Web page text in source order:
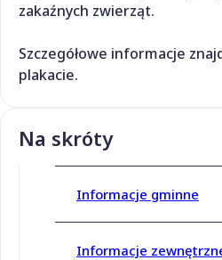
zakaźnych zwierząt.
Szczegółowe informacje
plakacie.
Na skróty
Informacje gminne
Informacje